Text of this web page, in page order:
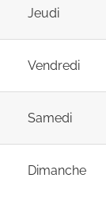
Jeudi
Vendredi
Samedi
Dimanche